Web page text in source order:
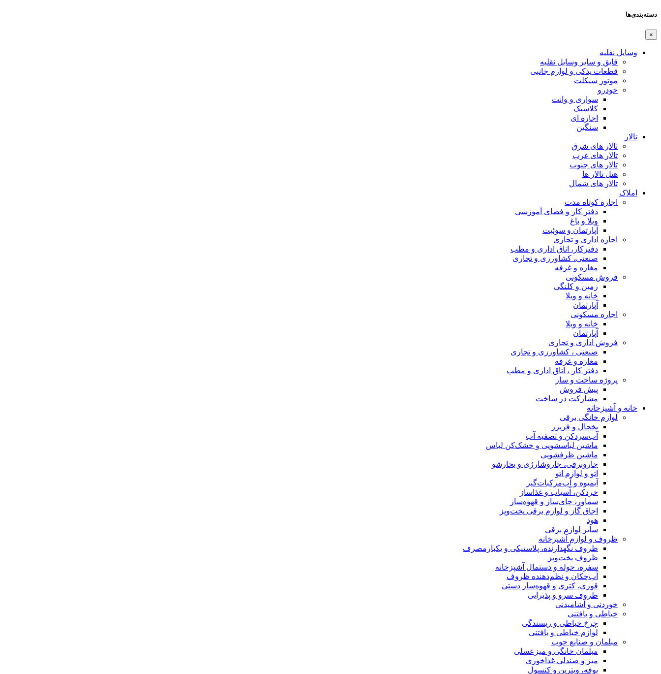
دسته‌بندی‌ها
×
وسایل نقلیه
قایق و سایر وسایل نقلیه
قطعات یدکی و لوازم جانبی
موتور سیکلت
خودرو
سواری و وانت
کلاسیک
اجاره ای
سنگین
تالار
تالار های شرق
تالار های غرب
تالار های جنوب
هتل تالار ها
تالار های شمال
املاک
اجاره کوتاه مدت
دفتر کار و فضای آموزشی
ویلا و باغ
آپارتمان و سوئیت
اجاره اداری و تجاری
دفترکار، اتاق اداری و مطب
صنعتی، کشاورزی و تجاری
مغازه و غرفه
فروش مسکونی
زمین و کلنگی
خانه و ویلا
آپارتمان
اجاره مسکونی
خانه و ویلا
آپارتمان
فروش اداری و تجاری
صنعتی ، کشاورزی و تجاری
مغازه و غرفه
دفتر کار ، اتاق اداری و مطب
پروژه ساخت و ساز
پیش فروش
مشارکت در ساخت
خانه و آشپزخانه
لوازم خانگی برقی
یخچال و فریزر
آب‌سردکن و تصفیه آب
ماشین لباسشویی و خشک‌کن لباس
ماشین ظرفشویی
جاروبرقی، جاروشارژی و بخارشو
اتو و لوازم اتو
آبمیوه و آب‌مرکبات‌گیر
خردکن، آسیاب و غذاساز
سماور، چای‌ساز و قهوه‌ساز
اجاق گاز و لوازم برقی پخت‌وپز
هود
سایر لوازم برقی
ظروف و لوازم آشپزخانه
ظروف نگهدارنده، پلاستیکی و یکبارمصرف
ظروف پخت‌وپز
سفره، حوله و دستمال آشپزخانه
آب‌چکان و نظم‌دهنده ظروف
قوری، کتری و قهوه‌ساز دستی
ظروف سرو و پذیرایی
خوردنی و آشامیدنی
خیاطی و بافتنی
چرخ خیاطی و ریسندگی
لوازم خیاطی و بافتنی
مبلمان و صنایع چوب
مبلمان خانگی و میزعسلی
میز و صندلی غذاخوری
بوفه، ویترین و کنسول